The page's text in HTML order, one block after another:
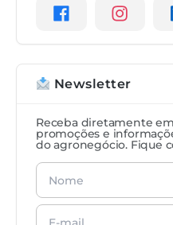
Newsletter
Receba diretamente
promoções e
do agronegócio. Fique